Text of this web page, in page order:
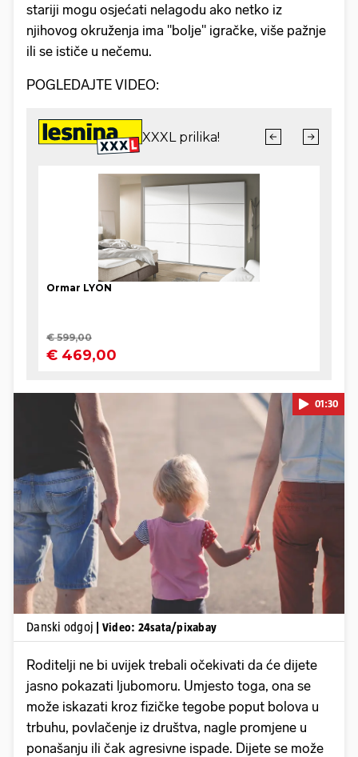
stariji mogu osjećati nelagodu ako netko iz
njihovog okruženja ima "bolje" igračke, više pažnje
ili se ističe u nečemu.
POGLEDAJTE VIDEO:
Pokretanje videa...
01:30
Danski odgoj | Video: 24sata/pixabay
Roditelji ne bi uvijek trebali očekivati da će dijete
jasno pokazati ljubomoru. Umjesto toga, ona se
može iskazati kroz fizičke tegobe poput bolova u
trbuhu, povlačenje iz društva, nagle promjene u
ponašanju ili čak agresivne ispade. Dijete se može